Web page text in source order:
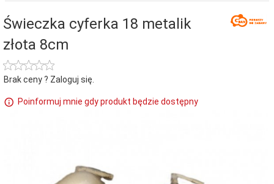
Świeczka cyferka 18 metalik
złota 8cm
Brak ceny ? Zaloguj się.
Poinformuj mnie gdy produkt będzie dostępny